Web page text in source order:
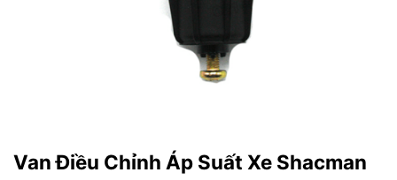
Van Điều Chỉnh Áp Suất Xe Shacman